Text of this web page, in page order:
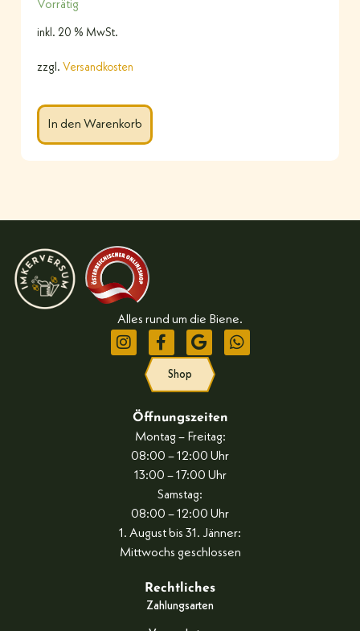
Vorrätig
inkl. 20 % MwSt.
zzgl. Versandkosten
In den Warenkorb
Alles rund um die Biene.
Shop
Öffnungszeiten
Montag – Freitag:
08:00 – 12:00 Uhr
13:00 – 17:00 Uhr
Samstag:
08:00 – 12:00 Uhr
1. August bis 31. Jänner:
Mittwochs geschlossen
Rechtliches
Zahlungsarten